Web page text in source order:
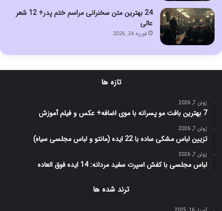
24 بهترین متن سخنرانی مراسم ختم پدر+ 12 شعر
عالی
فوریه 24, 2026
تازه ها
ژوئن 7, 2026
7 بهترین بافت مو پسرانه با موی اضافه+ عکس و فیلم آموزش
ژوئن 7, 2026
تزیین لباس مشکی ساده با 22 ایده (مانتو و لباس مجلسی سیاه)
ژوئن 7, 2026
لباس مجلسی با کفش اسپرت سفید مردانه: 14 ایده فوق العاده
ترند شده ها